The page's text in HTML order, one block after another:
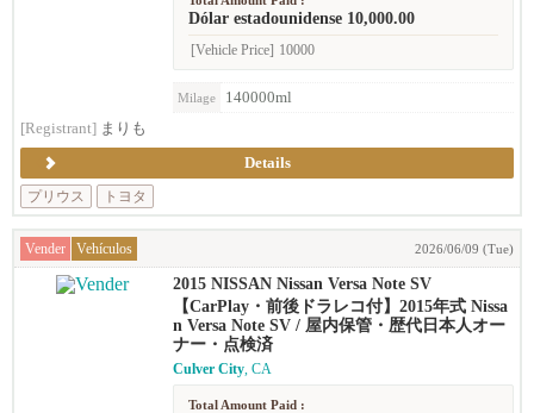
Dólar estadounidense 10,000.00
[Vehicle Price] 10000
Milage
140000ml
[Registrant] まりも
Details
プリウス
トヨタ
Vender Vehículos 2026/06/09 (Tue)
2015 NISSAN Nissan Versa Note SV
【CarPlay・前後ドラレコ付】2015年式 Nissa
n Versa Note SV / 屋内保管・歴代日本人オー
ナー・点検済
Culver City, CA
Total Amount Paid :